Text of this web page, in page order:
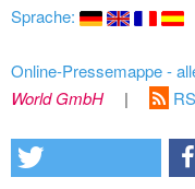
Sprache:
Online-Pressemappe -
World GmbH
|